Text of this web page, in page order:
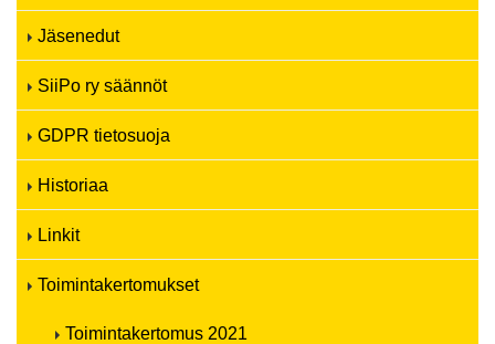
Jäsenedut
SiiPo ry säännöt
GDPR tietosuoja
Historiaa
Linkit
Toimintakertomukset
Toimintakertomus 2021